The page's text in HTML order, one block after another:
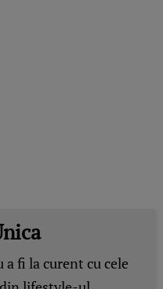
a fi la curent cu cele